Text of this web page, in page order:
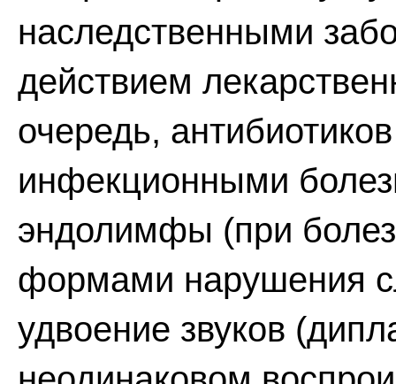
наследственными
действием
очередь,
инфекционными
эндолимфы (при
формами нарушения
удвоение звуков